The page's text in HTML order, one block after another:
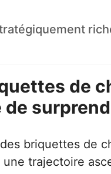
de
briquettes de
une trajectoire